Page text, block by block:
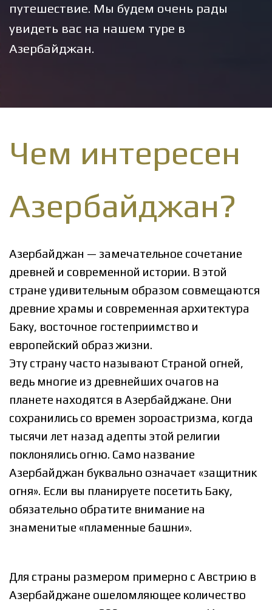
путешествие. Мы будем очень рады
увидеть вас на нашем туре в
Азербайджан.
Чем интересен
Азербайджан?
Азербайджан — замечательное сочетание
древней и современной истории. В этой
стране удивительным образом совмещаются
древние храмы и современная архитектура
Баку, восточное гостеприимство и
европейский образ жизни.
Эту страну часто называют Страной огней,
ведь многие из древнейших очагов на
планете находятся в Азербайджане. Они
сохранились со времен зороастризма, когда
тысячи лет назад адепты этой религии
поклонялись огню. Само название
Азербайджан буквально означает «защитник
огня». Если вы планируете посетить Баку,
обязательно обратите внимание на
знаменитые «пламенные башни».
Для страны размером примерно с Австрию в
Азербайджане ошеломляющее количество